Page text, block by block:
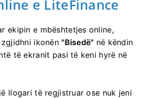
e LiteFinance
ekipin e mbështetjes online,
ikonën "Bisedë" në këndin
të ekranit pasi të keni hyrë në
llogari të regjistruar ose nuk jeni